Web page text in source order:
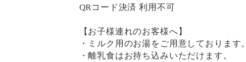
QRコード決済 利用不可
【お子様連れのお客様へ】
・ミルク用のお湯をご用意しております。
・離乳食はお持ち込みいただけます。